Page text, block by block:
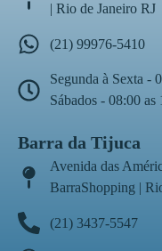
| Rio de Janeiro RJ
(21) 99976-5410
Segunda à Sexta -
Sábados - 08:00 as
Barra da Tijuca
Avenida das
BarraShopping |
(21) 3437-5547